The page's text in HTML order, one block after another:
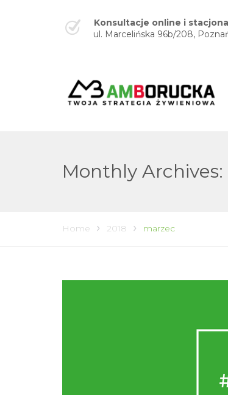
Konsultacje online i
ul. Marcelińska 96b/208,
Monthly
Home 2018 marzec